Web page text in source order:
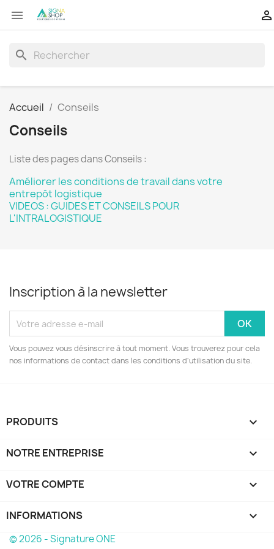
 
search
Accueil Conseils
Conseils
Liste des pages dans Conseils :
Améliorer les conditions de travail dans votre
entrepôt logistique
VIDEOS : GUIDES ET CONSEILS POUR
L'INTRALOGISTIQUE
Inscription à la newsletter
Vous pouvez vous désinscrire à tout moment. Vous trouverez pour cela
nos informations de contact dans les conditions d'utilisation du site.
PRODUITS 
NOTRE ENTREPRISE 
VOTRE COMPTE 
INFORMATIONS keyboard_arrow_down
© 2026 - Signature ONE